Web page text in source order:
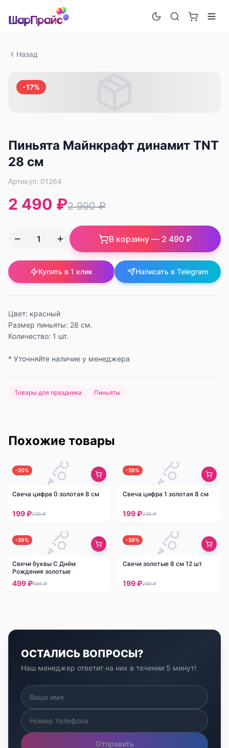
Назад
-17%
Пиньята Майнкрафт динамит TNT
28 см
Артикул: 01264
2 490 ₽2 990 ₽
В корзину — 2 490 ₽
Купить в 1 клик Написать в Telegram
Цвет: красный
Размер пиньяты: 28 см.
Количество: 1 шт.
* Уточняйте наличие у менеджера
Товары для праздника Пиньяты
Похожие товары
-20%
Свеча цифра 0 золотая 8 см
199 ₽249 ₽
-20%
Свеча цифра 1 золотая 8 см
199 ₽249 ₽
-29%
Свечи буквы С Днём
Рождения золотые
499 ₽699 ₽
-20%
Свечи золотые 8 см 12 шт
199 ₽249 ₽
ОСТАЛИСЬ ВОПРОСЫ?
Наш менеджер ответит на них в течении 5 минут!
Отправить